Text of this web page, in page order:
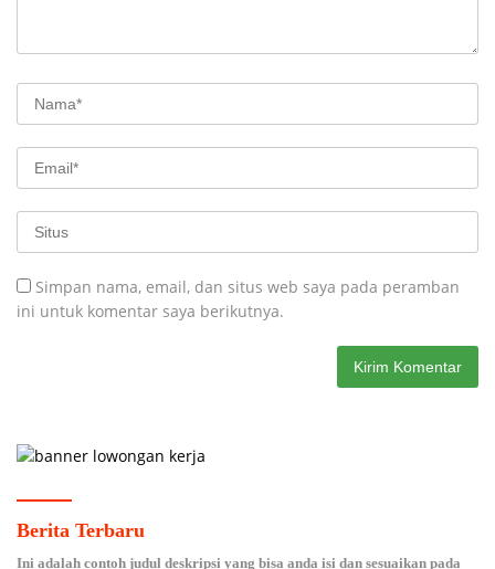
Simpan nama, email, dan situs web saya pada peramban
ini untuk komentar saya berikutnya.
Berita Terbaru
Ini adalah contoh judul deskripsi yang bisa anda isi dan sesuaikan pada